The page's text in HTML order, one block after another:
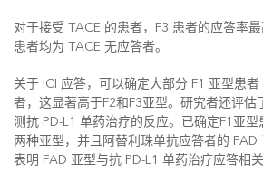
对于接受 TACE 的患者，F3 患者的应答率
患者均为 TACE 无应答者。
关于 ICI 应答，可以确定大部分 F1 亚型患
者，这显著高于F2和F3亚型。研究者还评估
测抗 PD-L1 单药治疗的反应。已确定F1亚
两种亚型，并且阿替利珠单抗应答者的
表明 FAD 亚型与抗 PD-L1 单药治疗应答相关